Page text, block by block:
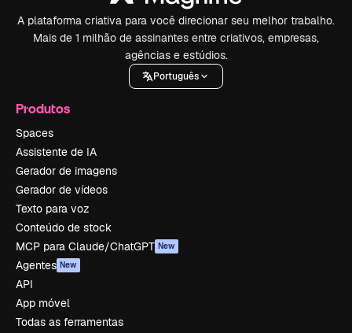
A plataforma criativa para você direcionar seu melhor trabalho.
Mais de 1 milhão de assinantes entre criativos, empresas,
agências e estúdios.
Português
Produtos
Spaces
Assistente de IA
Gerador de imagens
Gerador de vídeos
Texto para voz
Conteúdo de stock
MCP para Claude/ChatGPT New
Agentes New
API
App móvel
Todas as ferramentas